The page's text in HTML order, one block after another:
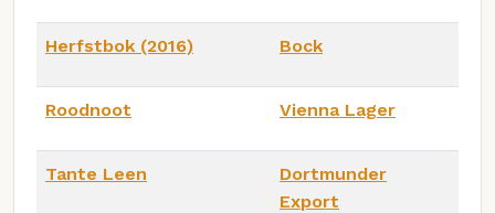
Herfstbok (2016) Bock
Roodnoot Vienna Lager
Tante Leen
Dortmunder
Export